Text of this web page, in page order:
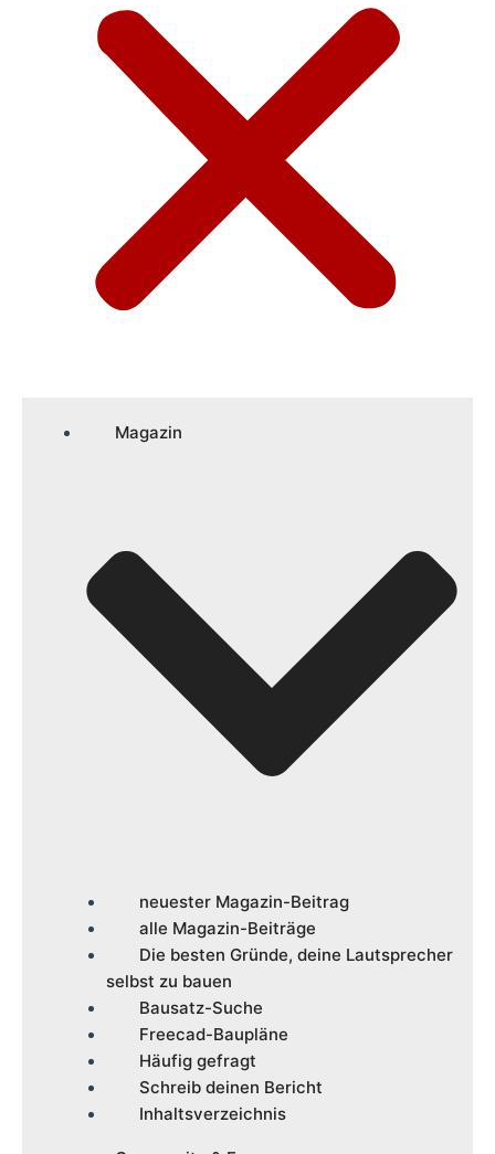
Magazin
neuester Magazin-Beitrag
alle Magazin-Beiträge
Die besten Gründe, deine Lautsprecher
selbst zu bauen
Bausatz-Suche
Freecad-Baupläne
Häufig gefragt
Schreib deinen Bericht
Inhaltsverzeichnis